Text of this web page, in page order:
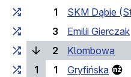
1
SKM Dąbie
3
Emilii Gierczak
2
Klombowa
1
1
Gryfińska